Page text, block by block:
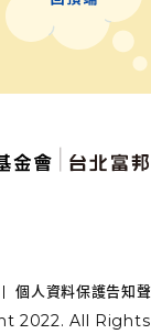
個人資料保護告知
2022. All